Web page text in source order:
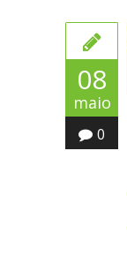
08
maio
0